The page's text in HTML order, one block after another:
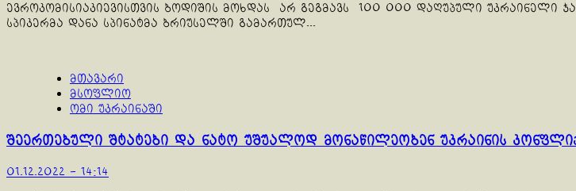
ევროკომისიაკიევისთვის ბოდიშის მოხდას არ გეგმავს 100 000 დაღუპული უკრაინელი
სპიკერმა დანა სპინატმა ბრიუსელში გამართულ...
მთავარი
მსოფლიო
ომი უკრაინაში
შეერთებული შტატები და ნატო უშუალოდ მონაწილეობენ უკრაინის
01.12.2022 - 14:14